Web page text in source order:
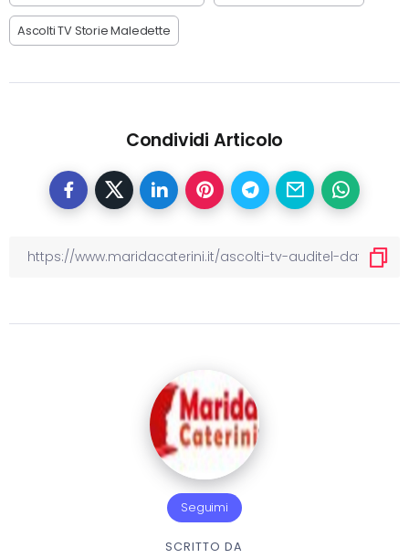
Ascolti TV Storie Maledette
Condividi Articolo
Seguimi
SCRITTO DA